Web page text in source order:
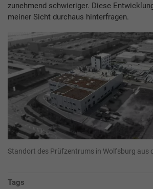
zunehmend schwieriger. Diese
meiner Sicht durchaus hinterfragen.
Standort des Prüfzentrums in Wolfsburg aus
Tags